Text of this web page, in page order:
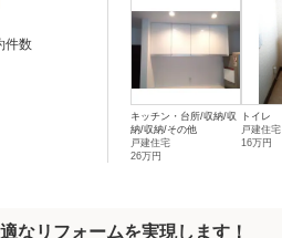
件数
キッチン・台所/収納/収
納/収納/その他
戸建住宅
26万円
トイレ
戸建住宅
16万円
なリフォームを実現します！